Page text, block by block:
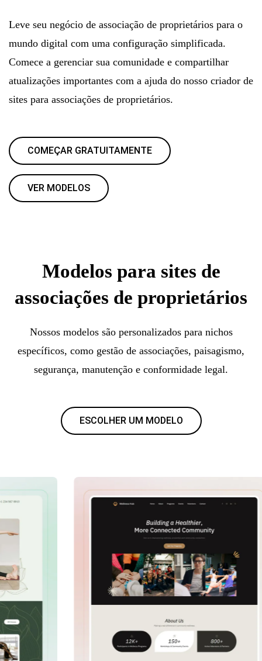
Leve seu negócio de associação de proprietários para o
mundo digital com uma configuração simplificada.
Comece a gerenciar sua comunidade e compartilhar
atualizações importantes com a ajuda do nosso criador de
sites para associações de proprietários.
COMEÇAR GRATUITAMENTE
VER MODELOS
Modelos para sites de
associações de proprietários
Nossos modelos são personalizados para nichos
específicos, como gestão de associações, paisagismo,
segurança, manutenção e conformidade legal.
ESCOLHER UM MODELO